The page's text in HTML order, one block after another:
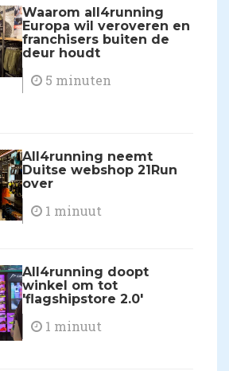
Waarom all4running
Europa wil veroveren en
franchisers buiten de
deur houdt
5 minuten
All4running neemt
Duitse webshop 21Run
over
1 minuut
All4running doopt
winkel om tot
'flagshipstore 2.0'
1 minuut